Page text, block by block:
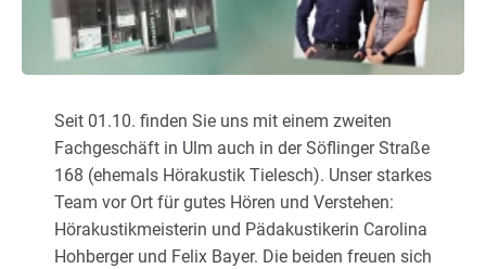
Über uns
Seit 01.10. finden Sie uns mit einem zweiten
Fachgeschäft in Ulm auch in der Söflinger Straße
168 (ehemals Hörakustik Tielesch). Unser starkes
Team vor Ort für gutes Hören und Verstehen:
Hörakustikmeisterin und Pädakustikerin Carolina
Hohberger und Felix Bayer. Die beiden freuen sich